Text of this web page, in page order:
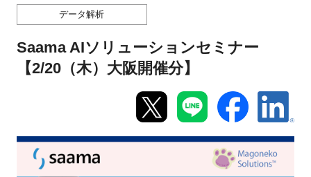
お問い合わせ
イベント
データ解析
Saama AIソリューションセミナー
【2/20（木）大阪開催分】